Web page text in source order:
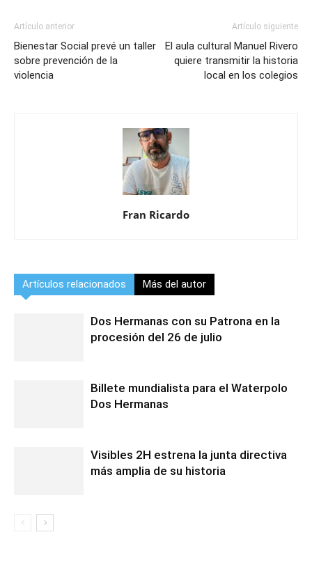
Artículo anterior
Bienestar Social prevé un taller
sobre prevención de la
violencia
Artículo siguiente
El aula cultural Manuel Rivero
quiere transmitir la historia
local en los colegios
Fran Ricardo
Artículos relacionados Más del autor
Dos Hermanas con su Patrona en la
procesión del 26 de julio
Billete mundialista para el Waterpolo
Dos Hermanas
Visibles 2H estrena la junta directiva
más amplia de su historia